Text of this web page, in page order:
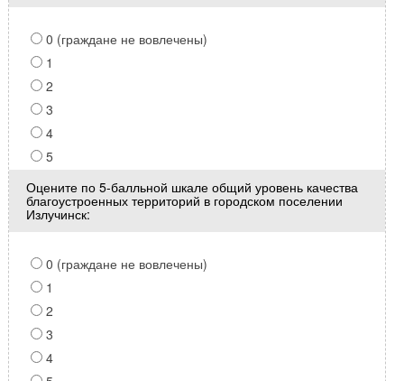
0 (граждане не вовлечены)
1
2
3
4
5
Оцените по 5-балльной шкале общий уровень качества
благоустроенных территорий в городском поселении
Излучинск:
0 (граждане не вовлечены)
1
2
3
4